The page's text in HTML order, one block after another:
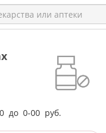
до 0-00 руб.